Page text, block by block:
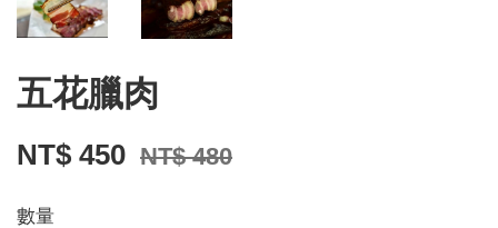
五花臘肉
NT$ 450 NT$ 480
數量